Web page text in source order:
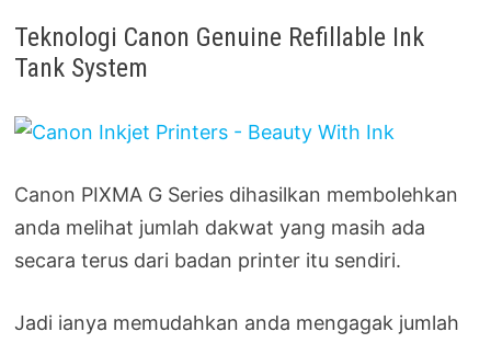
Teknologi Canon Genuine Refillable Ink
Tank System
Canon PIXMA G Series dihasilkan membolehkan
anda melihat jumlah dakwat yang masih ada
secara terus dari badan printer itu sendiri.
Jadi ianya memudahkan anda mengagak jumlah